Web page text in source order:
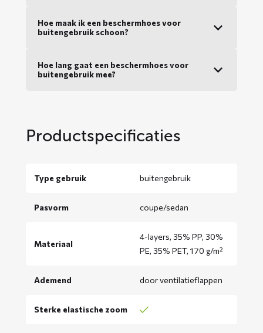
Hoe maak ik een beschermhoes voor
buitengebruik schoon?
Hoe lang gaat een beschermhoes voor
buitengebruik mee?
Productspecificaties
Type gebruik buitengebruik
Pasvorm coupe/sedan
Materiaal
4-layers, 35% PP, 30%
PE, 35% PET, 170 g/m²
Ademend door ventilatieflappen
Sterke elastische zoom